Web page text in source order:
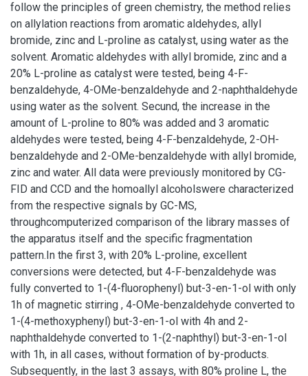
follow the principles of green chemistry, the method relies
on allylation reactions from aromatic aldehydes, allyl
bromide, zinc and L-proline as catalyst, using water as the
solvent. Aromatic aldehydes with allyl bromide, zinc and a
20% L-proline as catalyst were tested, being 4-F-
benzaldehyde, 4-OMe-benzaldehyde and 2-naphthaldehyde
using water as the solvent. Secund, the increase in the
amount of L-proline to 80% was added and 3 aromatic
aldehydes were tested, being 4-F-benzaldehyde, 2-OH-
benzaldehyde and 2-OMe-benzaldehyde with allyl bromide,
zinc and water. All data were previously monitored by CG-
FID and CCD and the homoallyl alcoholswere characterized
from the respective signals by GC-MS,
throughcomputerized comparison of the library masses of
the apparatus itself and the specific fragmentation
pattern.In the first 3, with 20% L-proline, excellent
conversions were detected, but 4-F-benzaldehyde was
fully converted to 1-(4-fluorophenyl) but-3-en-1-ol with only
1h of magnetic stirring , 4-OMe-benzaldehyde converted to
1-(4-methoxyphenyl) but-3-en-1-ol with 4h and 2-
naphthaldehyde converted to 1-(2-naphthyl) but-3-en-1-ol
with 1h, in all cases, without formation of by-products.
Subsequently, in the last 3 assays, with 80% proline L, the